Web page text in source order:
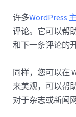
许多WordPress
评论。它可以帮
和下一条评论的
同样，您可以在
来美观，可以帮
对于杂志或新闻